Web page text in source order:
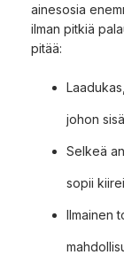
ainesosia
ilman pitkiä
pitää:
johon
Selkeä
sopii
Ilmainen